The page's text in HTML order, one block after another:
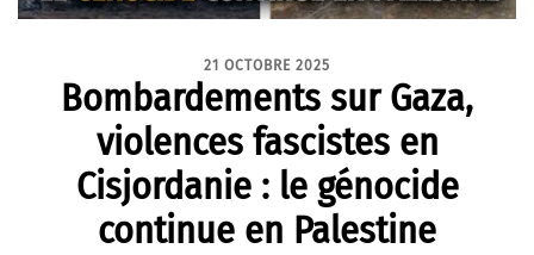
21 OCTOBRE 2025
Bombardements sur Gaza,
violences fascistes en
Cisjordanie : le génocide
continue en Palestine